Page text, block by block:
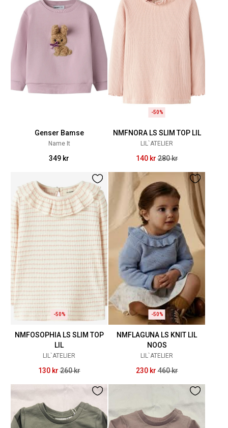
Genser Bamse
Name It
349 kr
-50%
NMFNORA LS SLIM TOP LIL
LIL`ATELIER
140 kr 280 kr
-50%
NMFOSOPHIA LS SLIM TOP
LIL
LIL`ATELIER
130 kr 260 kr
-50%
NMFLAGUNA LS KNIT LIL
NOOS
LIL`ATELIER
230 kr 460 kr